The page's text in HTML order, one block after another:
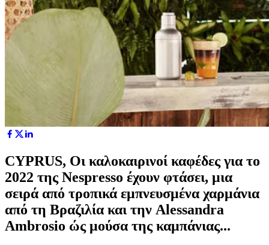
CYPRUS, Οι καλοκαιρινοί καφέδες για το
2022 της Nespresso έχουν φτάσει, μια
σειρά από τροπικά εμπνευσμένα χαρμάνια
από τη Βραζιλία και την Alessandra
Ambrosio ώς μούσα της καμπάνιας...